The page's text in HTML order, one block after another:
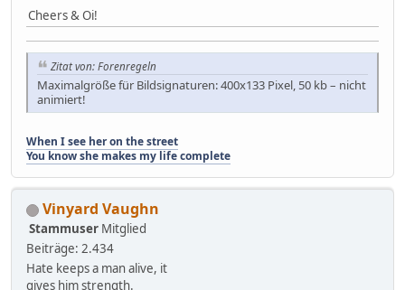
Cheers & Oi!
Zitat von: Forenregeln
Maximalgröße für Bildsignaturen: 400x133 Pixel, 50 kb – nicht
animiert!
When I see her on the street
You know she makes my life complete
Vinyard Vaughn
Stammuser Mitglied
Beiträge: 2.434
Hate keeps a man alive, it
gives him strength.